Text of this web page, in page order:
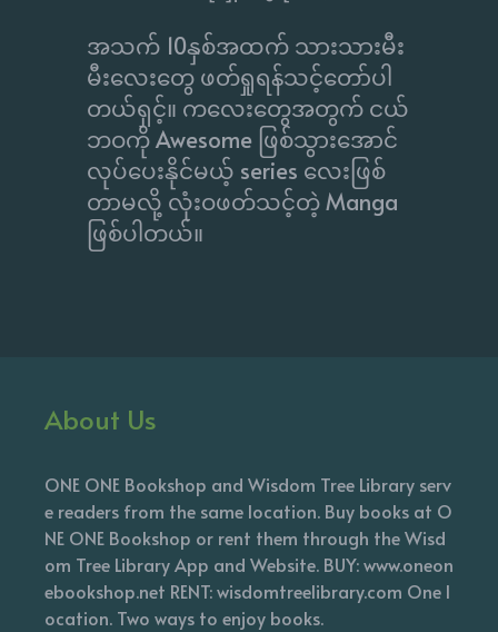
အသက် 10နှစ်အထက် သားသားမီး
မီးလေးတွေ ဖတ်ရှုရန်သင့်တော်ပါ
တယ်ရှင့်။ ကလေးတွေအတွက် ငယ်
ဘဝကို Awesome ဖြစ်သွားအောင်
လုပ်ပေးနိုင်မယ့် series လေးဖြစ်
တာမလို့ လုံးဝဖတ်သင့်တဲ့ Manga
ဖြစ်ပါတယ်။
About Us
ONE ONE Bookshop and Wisdom Tree Library serv
e readers from the same location. Buy books at O
NE ONE Bookshop or rent them through the Wisd
om Tree Library App and Website. BUY: www.oneon
ebookshop.net RENT: wisdomtreelibrary.com One l
ocation. Two ways to enjoy books.